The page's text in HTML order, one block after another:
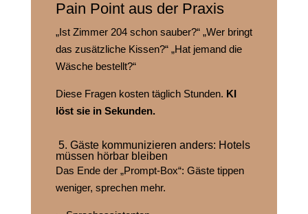
Pain Point aus der Praxis
„Ist Zimmer 204 schon sauber?“ „Wer bringt
das zusätzliche Kissen?“ „Hat jemand die
Wäsche bestellt?“
Diese Fragen kosten täglich Stunden. KI
löst sie in Sekunden.
5. Gäste kommunizieren anders: Hotels
müssen hörbar bleiben
Das Ende der „Prompt‑Box“: Gäste tippen
weniger, sprechen mehr.